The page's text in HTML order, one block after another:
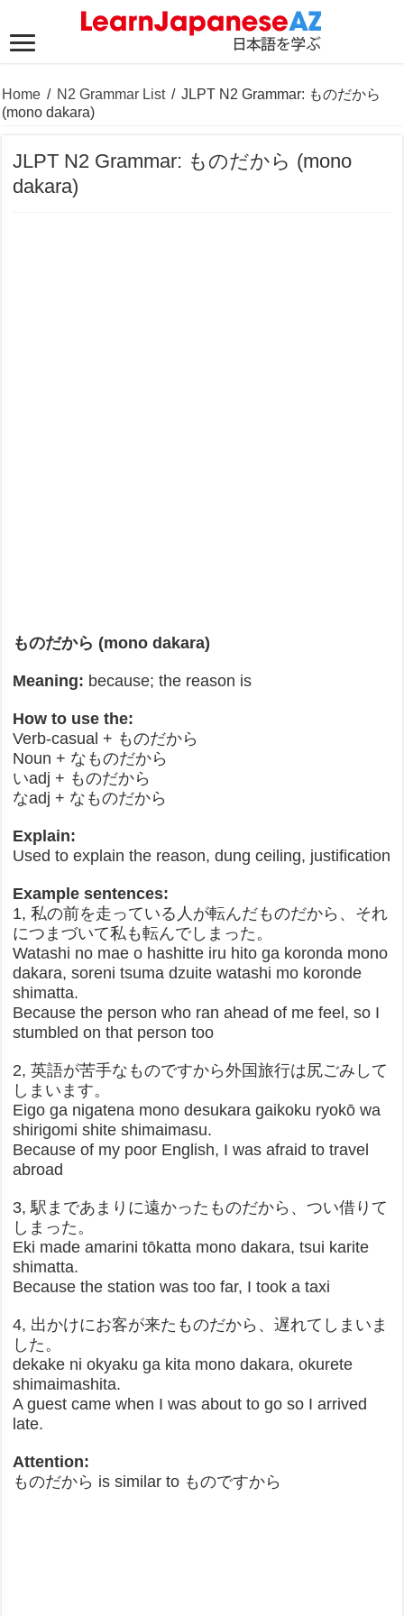
Home / N2 Grammar List / JLPT N2 Grammar: ものだから
(mono dakara)
JLPT N2 Grammar: ものだから (mono
dakara)
ものだから (mono dakara)
Meaning: because; the reason is
How to use the:
Verb-casual + ものだから
Noun + なものだから
いadj + ものだから
なadj + なものだから
Explain:
Used to explain the reason, dung ceiling, justification
Example sentences:
1, 私の前を走っている人が転んだものだから、それ
につまづいて私も転んでしまった。
Watashi no mae o hashitte iru hito ga koronda mono
dakara, soreni tsuma dzuite watashi mo koronde
shimatta.
Because the person who ran ahead of me feel, so I
stumbled on that person too
2, 英語が苦手なものですから外国旅行は尻ごみして
しまいます。
Eigo ga nigatena mono desukara gaikoku ryokō wa
shirigomi shite shimaimasu.
Because of my poor English, I was afraid to travel
abroad
3, 駅まであまりに遠かったものだから、つい借りて
しまった。
Eki made amarini tōkatta mono dakara, tsui karite
shimatta.
Because the station was too far, I took a taxi
4, 出かけにお客が来たものだから、遅れてしまいま
した。
dekake ni okyaku ga kita mono dakara, okurete
shimaimashita.
A guest came when I was about to go so I arrived
late.
Attention:
ものだから is similar to ものですから